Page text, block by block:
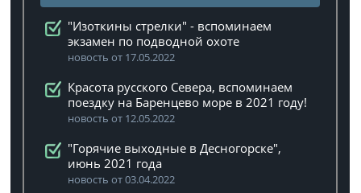
"Изоткины стрелки" - вспоминаем
экзамен по подводной охоте
новость от 17.05.2022
Красота русского Севера, вспоминаем
поездку на Баренцево море в 2021 году!
новость от 12.05.2022
"Горячие выходные в Десногорске",
июнь 2021 года
новость от 03.04.2022